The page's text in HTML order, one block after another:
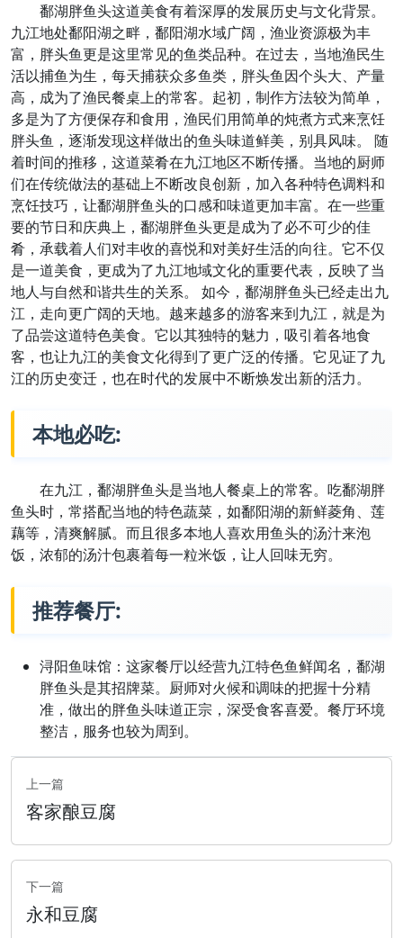
鄱湖胖鱼头这道美食有着深厚的发展历史与文化背景。
九江地处鄱阳湖之畔，鄱阳湖水域广阔，渔业资源极为丰
富，胖头鱼更是这里常见的鱼类品种。在过去，当地渔民生
活以捕鱼为生，每天捕获众多鱼类，胖头鱼因个头大、产量
高，成为了渔民餐桌上的常客。起初，制作方法较为简单，
多是为了方便保存和食用，渔民们用简单的炖煮方式来烹饪
胖头鱼，逐渐发现这样做出的鱼头味道鲜美，别具风味。 随
着时间的推移，这道菜肴在九江地区不断传播。当地的厨师
们在传统做法的基础上不断改良创新，加入各种特色调料和
烹饪技巧，让鄱湖胖鱼头的口感和味道更加丰富。在一些重
要的节日和庆典上，鄱湖胖鱼头更是成为了必不可少的佳
肴，承载着人们对丰收的喜悦和对美好生活的向往。它不仅
是一道美食，更成为了九江地域文化的重要代表，反映了当
地人与自然和谐共生的关系。 如今，鄱湖胖鱼头已经走出九
江，走向更广阔的天地。越来越多的游客来到九江，就是为
了品尝这道特色美食。它以其独特的魅力，吸引着各地食
客，也让九江的美食文化得到了更广泛的传播。它见证了九
江的历史变迁，也在时代的发展中不断焕发出新的活力。
本地必吃:
在九江，鄱湖胖鱼头是当地人餐桌上的常客。吃鄱湖胖
鱼头时，常搭配当地的特色蔬菜，如鄱阳湖的新鲜菱角、莲
藕等，清爽解腻。而且很多本地人喜欢用鱼头的汤汁来泡
饭，浓郁的汤汁包裹着每一粒米饭，让人回味无穷。
推荐餐厅:
浔阳鱼味馆：这家餐厅以经营九江特色鱼鲜闻名，鄱湖
胖鱼头是其招牌菜。厨师对火候和调味的把握十分精
准，做出的胖鱼头味道正宗，深受食客喜爱。餐厅环境
整洁，服务也较为周到。
上一篇
客家酿豆腐
下一篇
永和豆腐